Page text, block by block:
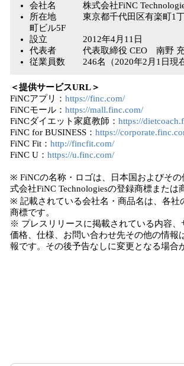
会社名 株式会社FiNC
所在地 東京都千代田区有楽町1
町ビル5F
設立 2012年4月11日
代表者 代表取締役 CEO 南野 充
従業員数 246名（2020年2月1日現在
＜提供サービスURL＞
FiNCアプリ： https://finc.com/
FiNCモール： https://mall.finc.com/
FiNCダイエット家庭教師： https://
FiNC for BUSINESS： https://
FiNC Fit： http://fincfit.com/
FiNC U： https://u.finc.com/
※ FiNCの名称・ロゴは、日本国およびそ
式会社FiNC Technologiesの登録商標または
※ 記載されている会社名・商品名は、各社
商標です。
※ プレスリリースに掲載されている内容、
価格、仕様、お問い合わせ先その他の情報
報です。その後予告なしに変更となる場合